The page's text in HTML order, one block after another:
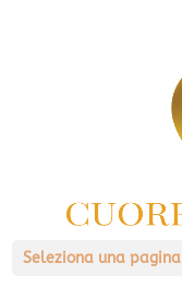
Seleziona una pagina